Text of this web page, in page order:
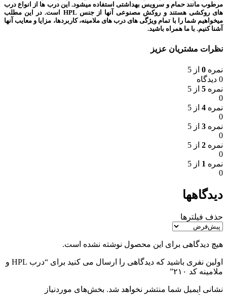
مرطوب مانند حمام و سرویس بهداشتی استفاده میشود. این درب ها از انواع درب
های روکشی هستند و روکش مصنوعی آنها از جنس HPL است. در این مطلب
میخواهیم شما را با تمام ویژگی های درب های ملامینه، کاربردها، مزایا و معایب آنها
آشنا کنیم. با ما همراه باشید.
نظرات مشتریان عزیز
نمره 0 از 5
0 دیدگاه
نمره 5 از 5
0
نمره 4 از 5
0
نمره 3 از 5
0
نمره 2 از 5
0
نمره 1 از 5
0
دیدگاهها
حذف فیلترها
هیچ دیدگاهی برای این محصول نوشته نشده است.
اولین نفری باشید که دیدگاهی را ارسال می کنید برای “درب HPL و
ملامینه کد ۲۱۰”
نشانی ایمیل شما منتشر نخواهد شد. بخش‌های موردنیاز